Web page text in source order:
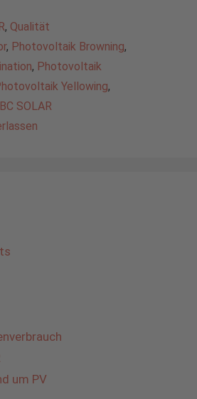
, Qualität
, Photovoltaik Browning,
, Photovoltaik
Yellowing,
SOLAR
um PV